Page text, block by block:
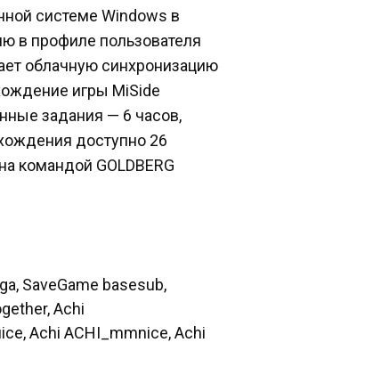
системе Windows в
в профиле пользователя
облачную синхронизацию
игры MiSide
задания — 6 часов,
доступно 26
командой GOLDBERG
SaveGame basesub,
Achi
Achi ACHI_mmnice, Achi